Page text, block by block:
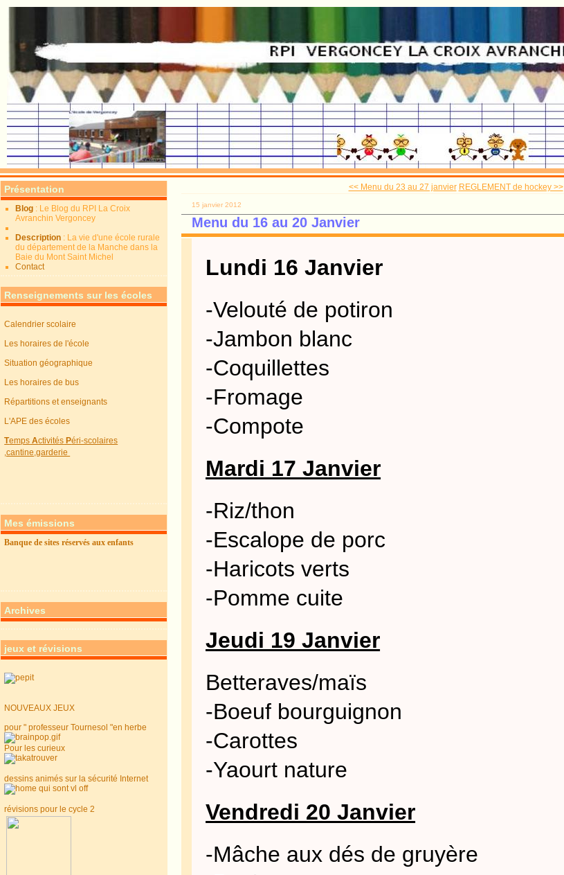
Présentation
Blog : Le Blog du RPI La Croix
Avranchin Vergoncey
Description : La vie d'une école rurale
du département de la Manche dans la
Baie du Mont Saint Michel
Contact
Renseignements sur les écoles
Calendrier scolaire
Les horaires de l'école
Situation géographique
Les horaires de bus
Répartitions et enseignants
L'APE des écoles
Temps Activités Péri-scolaires
,cantine,garderie
Mes émissions
Banque de sites réservés aux enfants
Archives
jeux et révisions
NOUVEAUX JEUX
pour " professeur Tournesol "en herbe
Pour les curieux
dessins animés sur la sécurité Internet
révisions pour le cycle 2
<< Menu du 23 au 27 janvier REGLEMENT de hockey >>
15 janvier 2012
Menu du 16 au 20 Janvier
Lundi 16 Janvier
-Velouté de potiron
-Jambon blanc
-Coquillettes
-Fromage
-Compote
Mardi 17 Janvier
-Riz/thon
-Escalope de porc
-Haricots verts
-Pomme cuite
Jeudi 19 Janvier
Betteraves/maïs
-Boeuf bourguignon
-Carottes
-Yaourt nature
Vendredi 20 Janvier
-Mâche aux dés de gruyère